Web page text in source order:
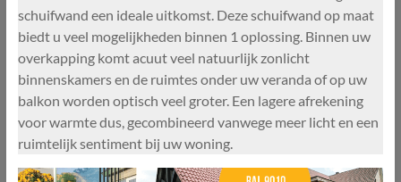
schuifwand een ideale uitkomst. Deze schuifwand op maat
biedt u veel mogelijkheden binnen 1 oplossing. Binnen uw
overkapping komt acuut veel natuurlijk zonlicht
binnenskamers en de ruimtes onder uw veranda of op uw
balkon worden optisch veel groter. Een lagere afrekening
voor warmte dus, gecombineerd vanwege meer licht en een
ruimtelijk sentiment bij uw woning.